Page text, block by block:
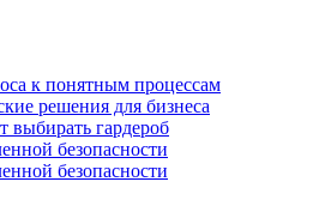
к понятным процессам
решения для бизнеса
выбирать гардероб
безопасности
безопасности